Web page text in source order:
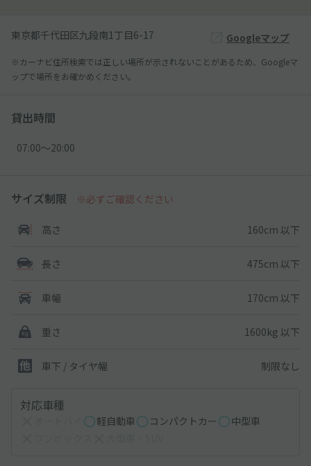
東京都千代田区九段南1丁目6-17 Googleマップ
※カーナビ住所検索では正しい場所が示されないことがあるため、Googleマ
ップで場所をお確かめください。
貸出時間
07:00〜20:00
サイズ制限 ※必ずご確認ください
高さ 160cm 以下
長さ 475cm 以下
車幅 170cm 以下
重さ 1600kg 以下
車下 / タイヤ幅 制限なし
対応車種
軽自動車 コンパクトカー
中型車